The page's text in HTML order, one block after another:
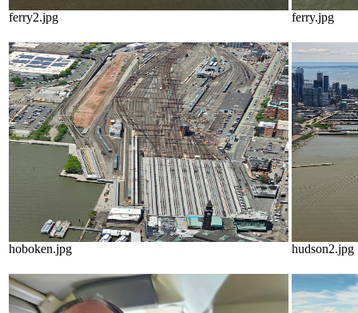
ferry2.jpg ferry.jpg
hoboken.jpg hudson2.jpg